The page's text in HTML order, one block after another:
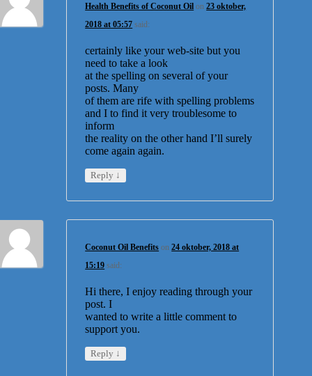
Health Benefits of Coconut Oil on23 oktober,
2018 at 05:57 said:
certainly like your web-site but you
need to take a look
at the spelling on several of your
posts. Many
of them are rife with spelling problems
and I to find it very troublesome to
inform
the reality on the other hand I’ll surely
come again again.
Reply ↓
Coconut Oil Benefits on24 oktober, 2018 at
15:19 said:
Hi there, I enjoy reading through your
post. I
wanted to write a little comment to
support you.
Reply ↓